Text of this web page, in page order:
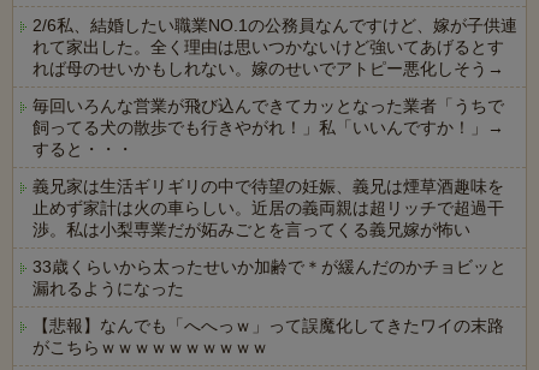
2/6私、結婚したい職業NO.1の公務員なんですけど、嫁が子供連
れて家出した。全く理由は思いつかないけど強いてあげるとす
れば母のせいかもしれない。嫁のせいでアトピー悪化しそう→
毎回いろんな営業が飛び込んできてカッとなった業者「うちで
飼ってる犬の散歩でも行きやがれ！」私「いいんですか！」→
すると・・・
義兄家は生活ギリギリの中で待望の妊娠、義兄は煙草酒趣味を
止めず家計は火の車らしい。近居の義両親は超リッチで超過干
渉。私は小梨専業だが妬みごとを言ってくる義兄嫁が怖い
33歳くらいから太ったせいか加齢で＊が緩んだのかチョビッと
漏れるようになった
【悲報】なんでも「へへっｗ」って誤魔化してきたワイの末路
がこちらｗｗｗｗｗｗｗｗｗｗ